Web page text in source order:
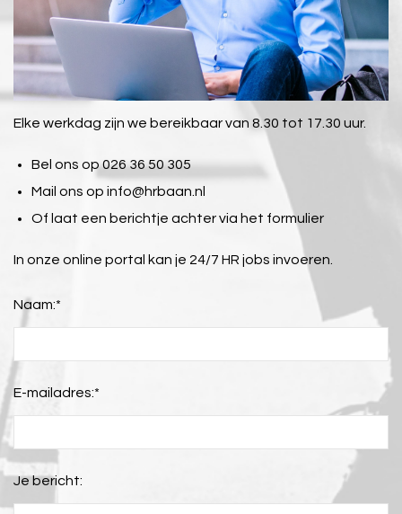
Elke werkdag zijn we bereikbaar van 8.30 tot 17.30 uur.
Bel ons op 026 36 50 305
Mail ons op info@hrbaan.nl
Of laat een berichtje achter via het formulier
In onze online portal kan je 24/7 HR jobs invoeren.
Naam:*
E-mailadres:*
Je bericht: